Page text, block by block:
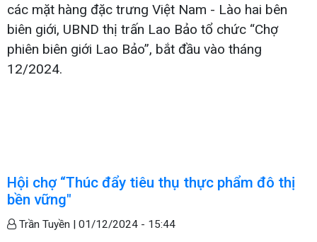
các mặt hàng đặc trưng Việt Nam - Lào hai bên
biên giới, UBND thị trấn Lao Bảo tổ chức “Chợ
phiên biên giới Lao Bảo”, bắt đầu vào tháng
12/2024.
Hội chợ “Thúc đẩy tiêu thụ thực phẩm đô thị
bền vững"
Trần Tuyền | 01/12/2024 - 15:44